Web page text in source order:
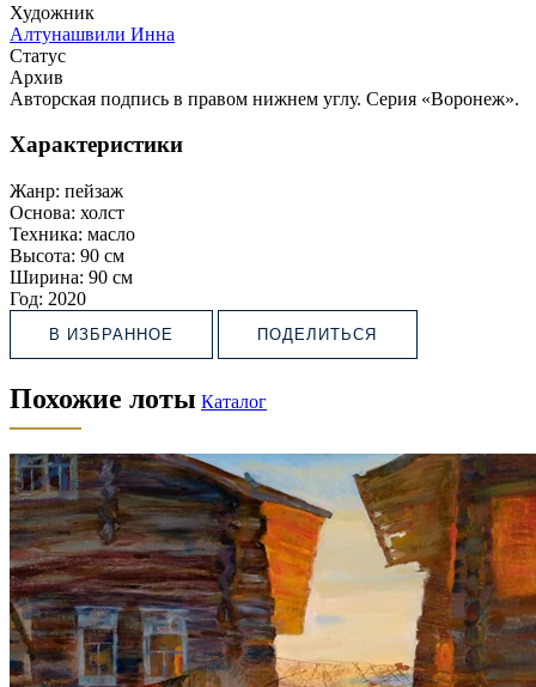
Художник
Алтунашвили Инна
Статус
Архив
Авторская подпись в правом нижнем углу. Серия «Воронеж».
Характеристики
Жанр: пейзаж
Основа: холст
Техника: масло
Высота: 90 см
Ширина: 90 см
Год: 2020
В ИЗБРАННОЕ ПОДЕЛИТЬСЯ
Похожие лоты Каталог